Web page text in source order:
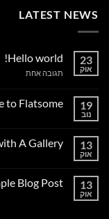
LATEST NEWS
23
אוק
Hello world!
תגובה אחתעל
19
נוב
to Flatsome
Welcome
13
אוק
A Gallery
Just
13
אוק
Blog Post